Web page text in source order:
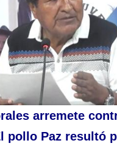
arremete
pollo Paz resultó